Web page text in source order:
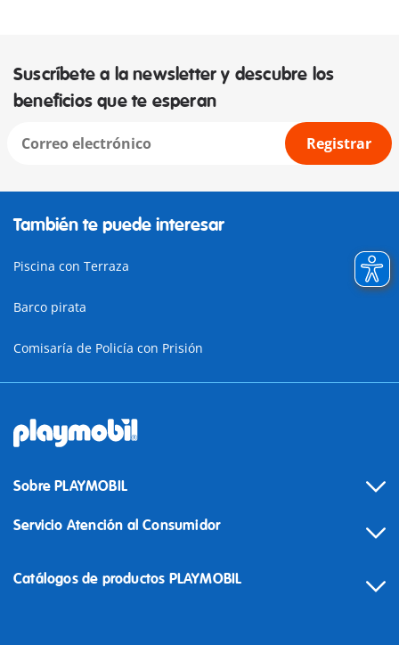
Suscríbete a la newsletter y descubre los
beneficios que te esperan
Registrar
También te puede interesar
Piscina con Terraza
Barco pirata
Comisaría de Policía con Prisión
Sobre PLAYMOBIL
Servicio Atención al Consumidor
Catálogos de productos PLAYMOBIL